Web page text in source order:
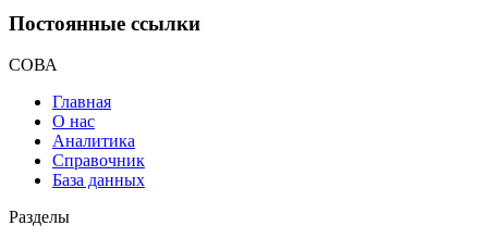
Постоянные ссылки
СОВА
Главная
О нас
Аналитика
Справочник
База данных
Разделы